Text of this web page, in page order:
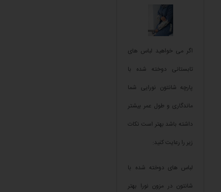
اگر می خواهید لباس های
تابستانی دوخته شده با
پارچه شانتون نورایی شما
ماندگاری و طول عمر بیشتر
داشته باشد بهتر است نکات
زیر را رعایت کنید:
لباس های دوخته شده با
شانتون در مزون نورا بهتر